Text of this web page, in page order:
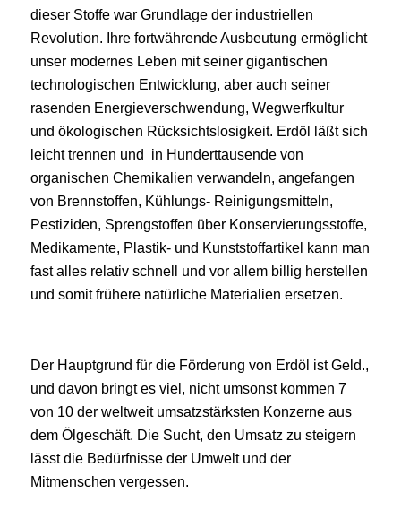
dieser Stoffe war Grundlage der industriellen
Revolution. Ihre fortwährende Ausbeutung ermöglicht
unser modernes Leben mit seiner gigantischen
technologischen Entwicklung, aber auch seiner
rasenden Energieverschwendung, Wegwerfkultur
und ökologischen Rücksichtslosigkeit. Erdöl läßt sich
leicht trennen und in Hunderttausende von
organischen Chemikalien verwandeln, angefangen
von Brennstoffen, Kühlungs- Reinigungsmitteln,
Pestiziden, Sprengstoffen über Konservierungsstoffe,
Medikamente, Plastik- und Kunststoffartikel kann man
fast alles relativ schnell und vor allem billig herstellen
und somit frühere natürliche Materialien ersetzen.
Der Hauptgrund für die Förderung von Erdöl ist Geld.,
und davon bringt es viel, nicht umsonst kommen 7
von 10 der weltweit umsatzstärksten Konzerne aus
dem Ölgeschäft. Die Sucht, den Umsatz zu steigern
lässt die Bedürfnisse der Umwelt und der
Mitmenschen vergessen.